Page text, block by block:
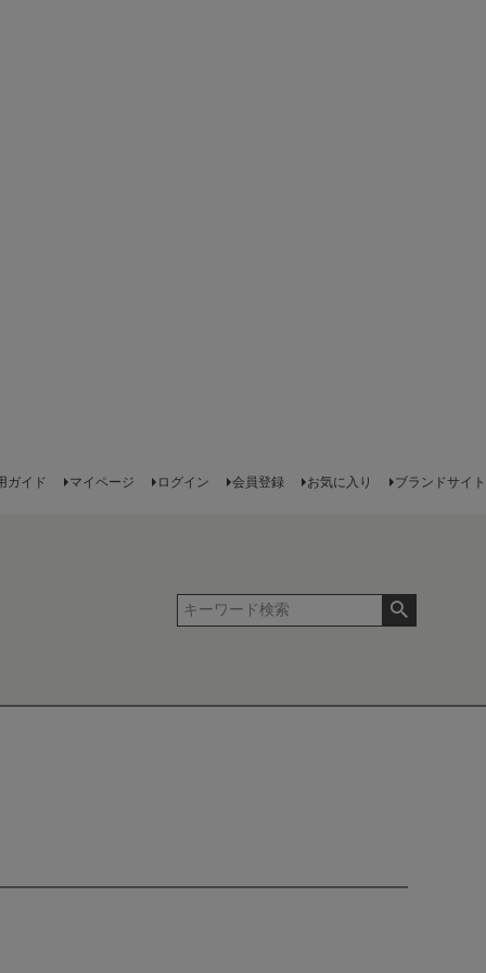
ガイド マイページ ログイン 会員登録 お気に入り ブランドサイト